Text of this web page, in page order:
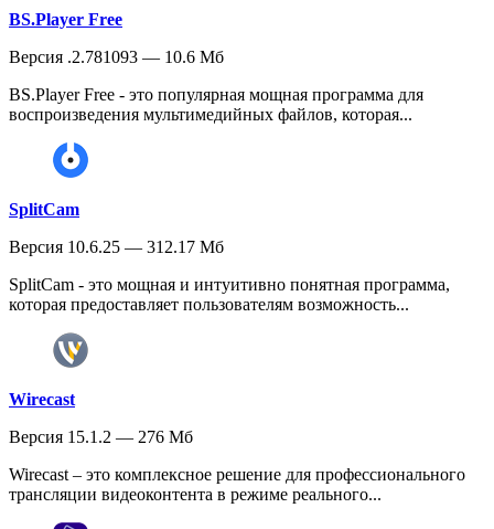
BS.Player Free
Версия .2.781093 — 10.6 Мб
BS.Player Free - это популярная мощная программа для
воспроизведения мультимедийных файлов, которая...
SplitCam
Версия 10.6.25 — 312.17 Мб
SplitCam - это мощная и интуитивно понятная программа,
которая предоставляет пользователям возможность...
Wirecast
Версия 15.1.2 — 276 Мб
Wirecast – это комплексное решение для профессионального
трансляции видеоконтента в режиме реального...